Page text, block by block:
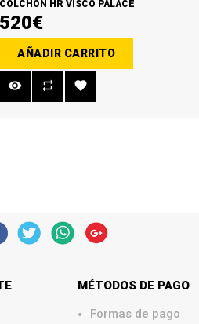
COLCHÓN HR VISCO PALACE
520€
AÑADIR CARRITO
MÉTODOS DE PAGO
Formas de pago